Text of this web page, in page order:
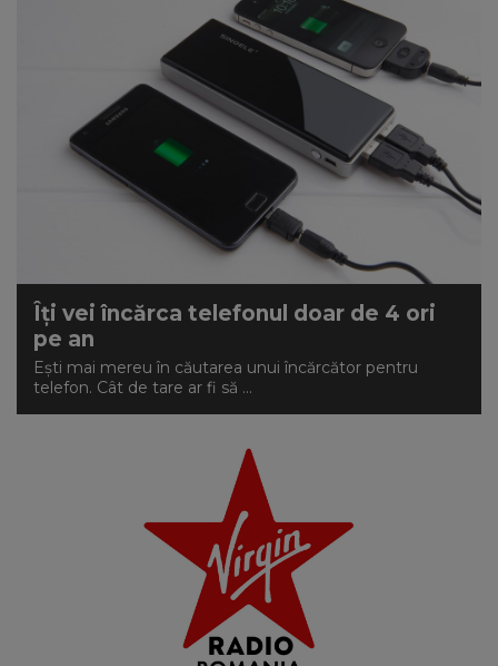
Îţi vei încărca telefonul doar de 4 ori
pe an
Eşti mai mereu în căutarea unui încărcător pentru
telefon. Cât de tare ar fi să ...